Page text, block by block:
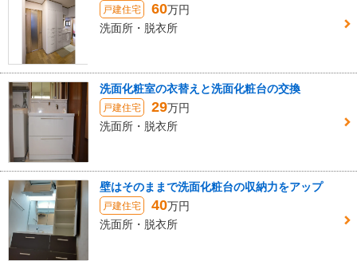
戸建住宅 60万円
洗面所・脱衣所
洗面化粧室の衣替えと洗面化粧台の交換
戸建住宅 29万円
洗面所・脱衣所
壁はそのままで洗面化粧台の収納力をアップ
戸建住宅 40万円
洗面所・脱衣所